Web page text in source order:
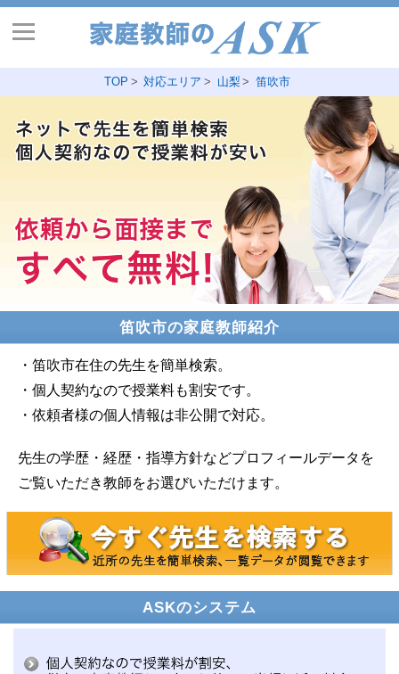
TOP 対応エリア 山梨 笛吹市
笛吹市の家庭教師紹介
・笛吹市在住の先生を簡単検索。
・個人契約なので授業料も割安です。
・依頼者様の個人情報は非公開で対応。
先生の学歴・経歴・指導方針などプロフィールデータを
ご覧いただき教師をお選びいただけます。
ASKのシステム